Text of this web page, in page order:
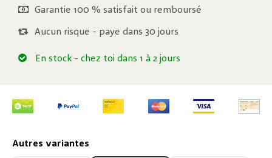
Garantie 100 % satisfait ou remboursé
Aucun risque - paye dans 30 jours
En stock - chez toi dans 1 à 2 jours
Autres variantes